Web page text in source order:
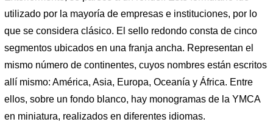
utilizado por la mayoría de empresas e instituciones, por lo
que se considera clásico. El sello redondo consta de cinco
segmentos ubicados en una franja ancha. Representan el
mismo número de continentes, cuyos nombres están escritos
allí mismo: América, Asia, Europa, Oceanía y África. Entre
ellos, sobre un fondo blanco, hay monogramas de la YMCA
en miniatura, realizados en diferentes idiomas.